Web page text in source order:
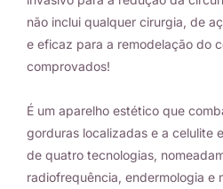
não inclui qualquer cirurgia, de
e eficaz para a remodelação do
comprovados!
É um aparelho estético que
gorduras localizadas e a celulite
de quatro tecnologias,
radiofrequência, endermologia e